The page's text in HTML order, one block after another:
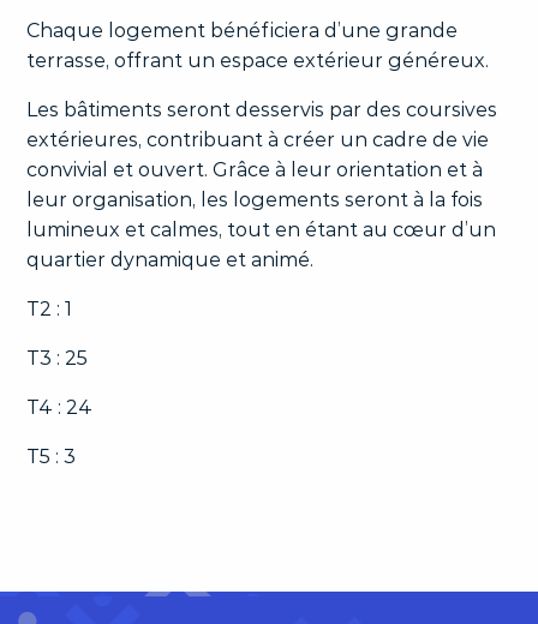
Chaque logement bénéficiera d’une grande
terrasse, offrant un espace extérieur généreux.
Les bâtiments seront desservis par des coursives
extérieures, contribuant à créer un cadre de vie
convivial et ouvert. Grâce à leur orientation et à
leur organisation, les logements seront à la fois
lumineux et calmes, tout en étant au cœur d’un
quartier dynamique et animé.
T2 : 1
T3 : 25
T4 : 24
T5 : 3